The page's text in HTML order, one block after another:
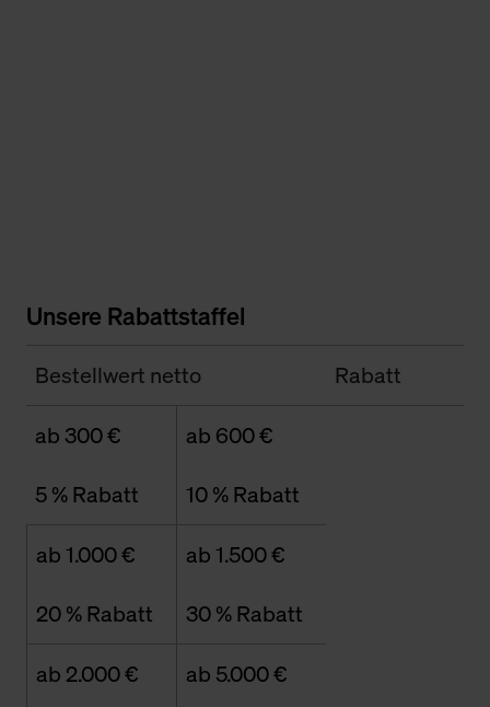
Unsere Rabattstaffel
Bestellwert netto Rabatt
ab 300 €
5 % Rabatt
ab 600 €
10 % Rabatt
ab 1.000 €
20 % Rabatt
ab 1.500 €
30 % Rabatt
ab 2.000 €
ab 5.000 €